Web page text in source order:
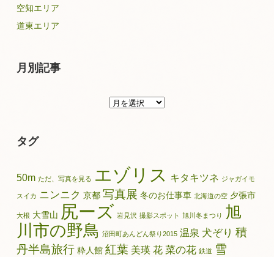
空知エリア
道東エリア
月別記事
月
タグ
50m ただ、写真を見る エゾリス キタキツネ ジャガイモ
スイカ ニンニク 京都 写真展 冬のお仕事車 北海道の空 夕張市
大根 大雪山 尻ーズ 岩見沢 撮影スポット 旭川冬まつり 旭
川市の野鳥 沼田町あんどん祭り2015 温泉 犬ぞり 積
丹半島旅行 粋人館 紅葉 美瑛 花 菜の花 鉄道 雪